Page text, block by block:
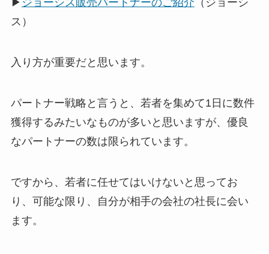
▶ ジョーシス販売パートナーのご紹介 （ジョーシ
ス）
入り方が重要だと思います。
パートナー戦略と言うと、若者を集めて1日に数件
獲得するみたいなものが多いと思いますが、優良
なパートナーの数は限られています。
ですから、若者に任せてはいけないと思ってお
り、可能な限り、自分が相手の会社の社長に会い
ます。